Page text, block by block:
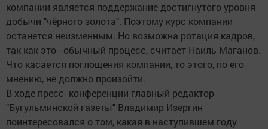
компании является поддержание достигнутого уровня
добычи "чёрного золота". Поэтому курс компании
останется неизменным. Но возможна ротация кадров,
так как это - обычный процесс, считает Наиль Маганов.
Что касается поглощения компании, то этого, по его
мнению, не должно произойти.
В ходе пресс- конференции главный редактор
"Бугульминской газеты" Владимир Изергин
поинтересовался о том, какая в наступившем году